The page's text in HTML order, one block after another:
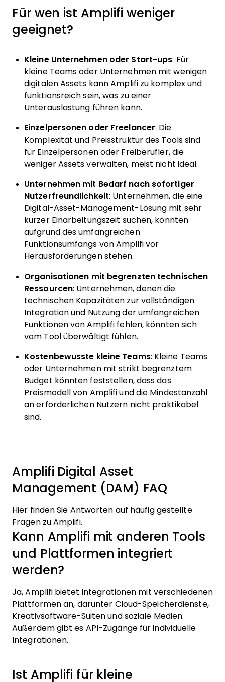
Für wen ist Amplifi weniger
geeignet?
Kleine Unternehmen oder Start-ups: Für
kleine Teams oder Unternehmen mit wenigen
digitalen Assets kann Amplifi zu komplex und
funktionsreich sein, was zu einer
Unterauslastung führen kann.
Einzelpersonen oder Freelancer: Die
Komplexität und Preisstruktur des Tools sind
für Einzelpersonen oder Freiberufler, die
weniger Assets verwalten, meist nicht ideal.
Unternehmen mit Bedarf nach sofortiger
Nutzerfreundlichkeit: Unternehmen, die eine
Digital-Asset-Management-Lösung mit sehr
kurzer Einarbeitungszeit suchen, könnten
aufgrund des umfangreichen
Funktionsumfangs von Amplifi vor
Herausforderungen stehen.
Organisationen mit begrenzten technischen
Ressourcen: Unternehmen, denen die
technischen Kapazitäten zur vollständigen
Integration und Nutzung der umfangreichen
Funktionen von Amplifi fehlen, könnten sich
vom Tool überwältigt fühlen.
Kostenbewusste kleine Teams: Kleine Teams
oder Unternehmen mit strikt begrenztem
Budget könnten feststellen, dass das
Preismodell von Amplifi und die Mindestanzahl
an erforderlichen Nutzern nicht praktikabel
sind.
Amplifi Digital Asset
Management (DAM) FAQ
Hier finden Sie Antworten auf häufig gestellte
Fragen zu Amplifi.
Kann Amplifi mit anderen Tools
und Plattformen integriert
werden?
Ja, Amplifi bietet Integrationen mit verschiedenen
Plattformen an, darunter Cloud-Speicherdienste,
Kreativsoftware-Suiten und soziale Medien.
Außerdem gibt es API-Zugänge für individuelle
Integrationen.
Ist Amplifi für kleine